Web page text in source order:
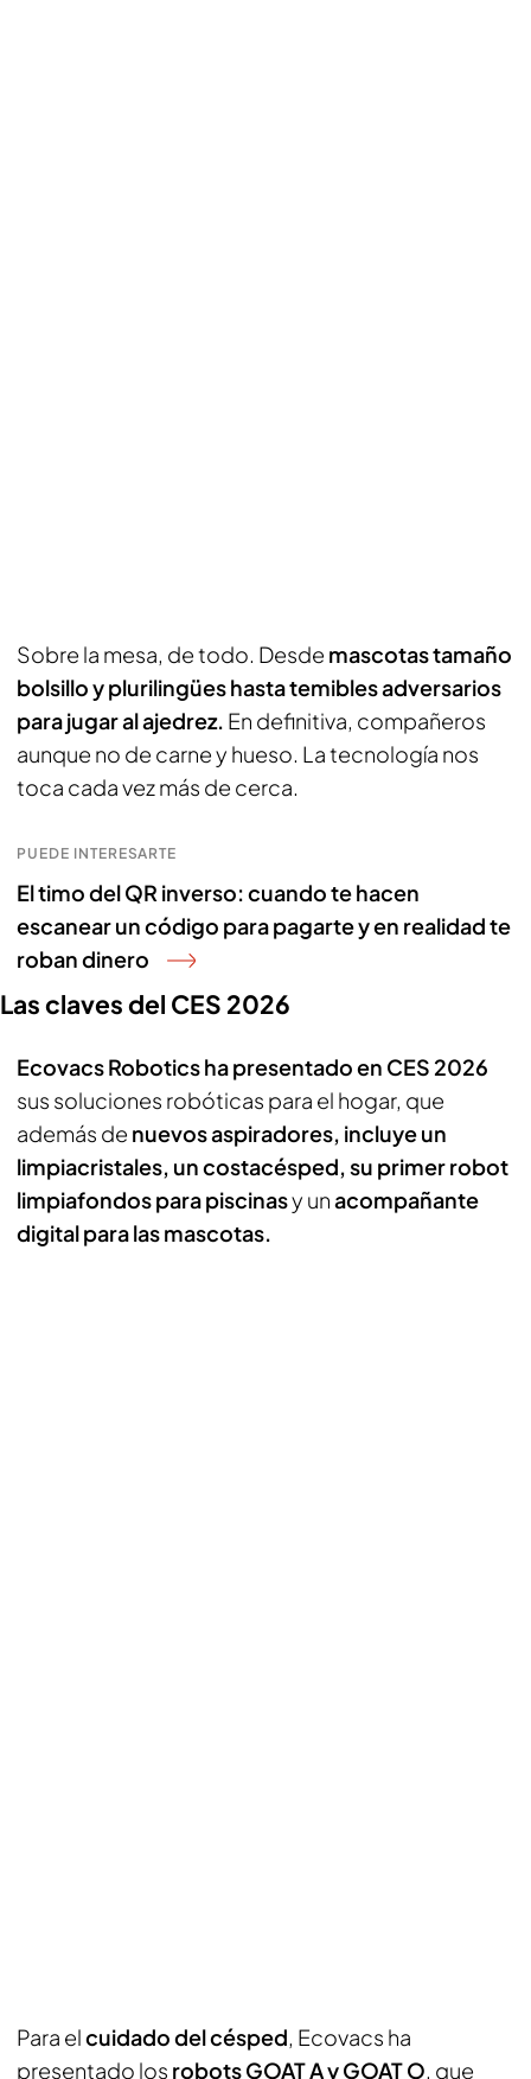
Sobre la mesa, de todo. Desde mascotas tamaño
bolsillo y plurilingües hasta temibles adversarios
para jugar al ajedrez. En definitiva, compañeros
aunque no de carne y hueso. La tecnología nos
toca cada vez más de cerca.
PUEDE INTERESARTE
El timo del QR inverso: cuando te hacen
escanear un código para pagarte y en realidad te
roban dinero
Las claves del CES 2026
Ecovacs Robotics ha presentado en CES 2026
sus soluciones robóticas para el hogar, que
además de nuevos aspiradores, incluye un
limpiacristales, un costacésped, su primer robot
limpiafondospara piscinasy unacompañante
digital para las mascotas.
Para elcuidado del césped, Ecovacs ha
presentado los robots GOAT A y GOAT O, que